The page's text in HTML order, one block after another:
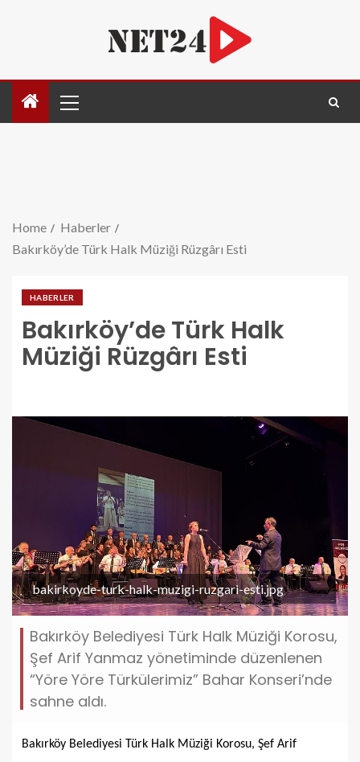
Home
Haberler
Bakırköy’de Türk Halk Müziği Rüzgârı Esti
HABERLER
Bakırköy’de Türk Halk
Müziği Rüzgârı Esti
bakirkoyde-turk-halk-muzigi-ruzgari-esti.jpg
Bakırköy Belediyesi Türk Halk Müziği Korosu,
Şef Arif Yanmaz yönetiminde düzenlenen
“Yöre Yöre Türkülerimiz” Bahar Konseri’nde
sahne aldı.
Bakırköy Belediyesi Türk Halk Müziği Korosu, Şef Arif